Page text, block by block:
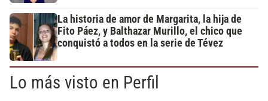
La historia de amor de Margarita, la hija de
Fito Páez, y Balthazar Murillo, el chico que
conquistó a todos en la serie de Tévez
Lo más visto en Perfil